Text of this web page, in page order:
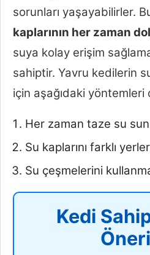
sorunları yaşayabilirler.
kaplarının her zaman
suya kolay erişim
sahiptir. Yavru kedilerin
için aşağıdaki
Her zaman taze su
Su kaplarını farklı
Su çeşmelerini
Kedi